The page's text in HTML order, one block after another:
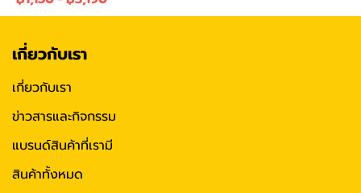
เกี่ยวกับเรา
เกี่ยวกับเรา
ข่าวสารและกิจกรรม
แบรนด์สินค้าที่เรามี
สินค้าทั้งหมด